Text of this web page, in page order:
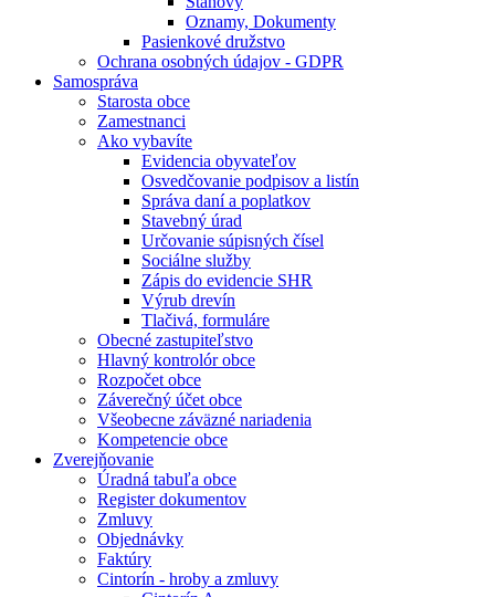
Oznamy, Dokumenty
Pasienkové družstvo
Ochrana osobných údajov - GDPR
Samospráva
Starosta obce
Zamestnanci
Ako vybavíte
Evidencia obyvateľov
Osvedčovanie podpisov a listín
Správa daní a poplatkov
Stavebný úrad
Určovanie súpisných čísel
Sociálne služby
Zápis do evidencie SHR
Výrub drevín
Tlačivá, formuláre
Obecné zastupiteľstvo
Hlavný kontrolór obce
Rozpočet obce
Záverečný účet obce
Všeobecne záväzné nariadenia
Kompetencie obce
Zverejňovanie
Úradná tabuľa obce
Register dokumentov
Zmluvy
Objednávky
Faktúry
Cintorín - hroby a zmluvy